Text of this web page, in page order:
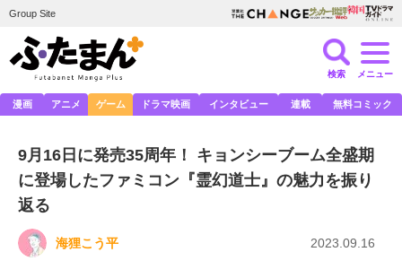
Group Site
検索 メニュー
漫画 アニメ ゲーム ドラマ映画 インタビュー 連載 無料コミック
9月16日に発売35周年！ キョンシーブーム全盛期
に登場したファミコン『霊幻道士』の魅力を振り
返る
海狸こう平 2023.09.16